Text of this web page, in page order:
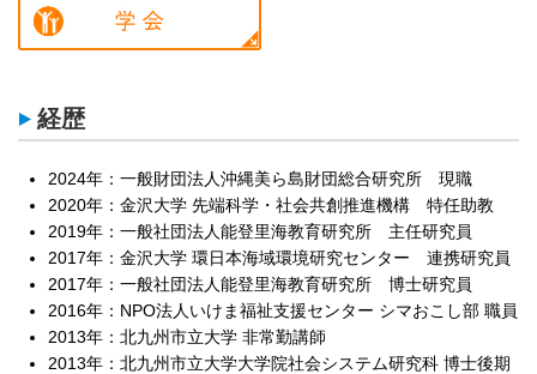
経歴
2024年：一般財団法人沖縄美ら島財団総合研究所 現職
2020年：金沢大学 先端科学・社会共創推進機構 特任助教
2019年：一般社団法人能登里海教育研究所 主任研究員
2017年：金沢大学 環日本海域環境研究センター 連携研究員
2017年：一般社団法人能登里海教育研究所 博士研究員
2016年：NPO法人いけま福祉支援センター シマおこし部 職員
2013年：北九州市立大学 非常勤講師
2013年：北九州市立大学大学院社会システム研究科 博士後期